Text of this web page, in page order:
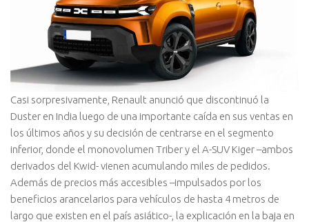
Casi sorpresivamente, Renault anunció que discontinuó la
Duster en India luego de una importante caída en sus ventas en
los últimos años y su decisión de centrarse en el segmento
inferior, donde el monovolumen Triber y el A-SUV Kiger –ambos
derivados del Kwid- vienen acumulando miles de pedidos.
Además de precios más accesibles –impulsados por los
beneficios arancelarios para vehículos de hasta 4 metros de
largo que existen en el país asiático-, la explicación en la baja en